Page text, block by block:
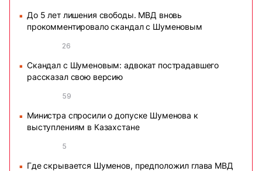
■
До 5 лет лишения свободы. МВД вновь
прокомментировало скандал с Шуменовым
26
■
Скандал с Шуменовым: адвокат пострадавшего
рассказал свою версию
59
■
Министра спросили о допуске Шуменова к
выступлениям в Казахстане
5
■ Где скрывается Шуменов, предположил глава МВД